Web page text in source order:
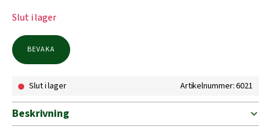
Slut i lager
BEVAKA
Slut i lager Artikelnummer: 6021
Beskrivning